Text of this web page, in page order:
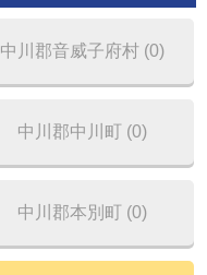
中川郡音威子府村 (0)
中川郡中川町 (0)
中川郡本別町 (0)